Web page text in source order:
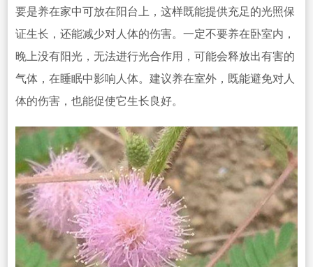
要是养在家中可放在阳台上，这样既能提供充足的光照保
证生长，还能减少对人体的伤害。一定不要养在卧室内，
晚上没有阳光，无法进行光合作用，可能会释放出有害的
气体，在睡眠中影响人体。建议养在室外，既能避免对人
体的伤害，也能促使它生长良好。